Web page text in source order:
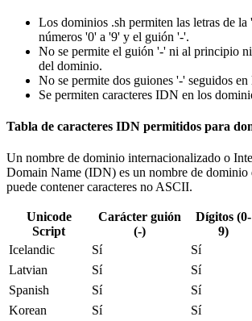
Los dominios .sh permiten las letras de la
números '0' a '9' y el guión '-'.
No se permite el guión '-' ni al principio
del dominio.
No se permite dos guiones '-' seguidos
Se permiten caracteres IDN en los
Tabla de caracteres IDN permitidos para
Un nombre de dominio internacionalizado o
Domain Name (IDN) es un nombre de dominio
puede contener caracteres no ASCII.
Unicode
Script
Carácter guión
(-)
Dígitos (0-
9)
Icelandic
Sí Sí
Latvian Sí Sí
Spanish Sí Sí
Korean Sí Sí